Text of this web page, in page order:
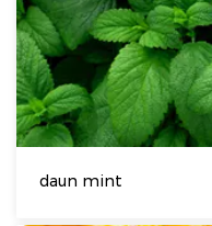
daun mint